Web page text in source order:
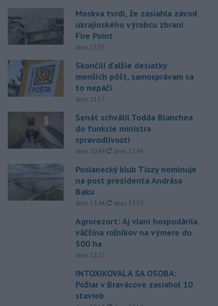
Moskva tvrdí, že zasiahla závod
ukrajinského výrobcu zbraní
Fire Point
dnes 13:55
Skončili ďalšie desiatky
menších pôšt, samosprávam sa
to nepáči
dnes 11:17
Senát schválil Todda Blanchea
do funkcie ministra
spravodlivosti
dnes 10:49, aktualizované
dnes 11:49
Poslanecký klub Tiszy nominuje
na post prezidenta Andrása
Baku
dnes 13:44, aktualizované
dnes 13:59
Agrorezort: Aj vlani hospodárila
väčšina roľníkov na výmere do
500 ha
dnes 12:27
INTOXIKOVALA SA OSOBA:
Požiar v Braväcove zasiahol 10
stavieb